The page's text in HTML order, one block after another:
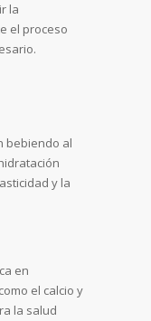
la
el proceso
bebiendo al
y la
en
el calcio y
la salud